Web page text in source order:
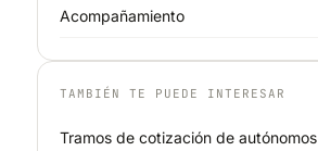
Acompañamiento
TAMBIÉN TE PUEDE INTERESAR
Tramos de cotización de autónomos